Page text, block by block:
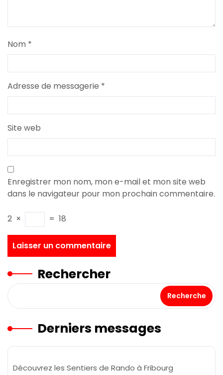
Nom *
Adresse de messagerie *
Site web
Enregistrer mon nom, mon e-mail et mon site web
dans le navigateur pour mon prochain commentaire.
2 × = 18
Rechercher
Recherche
Derniers messages
Découvrez les Sentiers de Rando à Fribourg